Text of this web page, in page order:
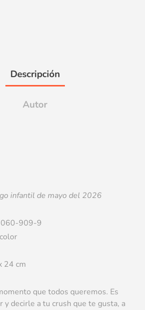
Descripción
Autor
infantil de mayo del 2026
909-9
24 cm
que todos queremos. Es
y decirle a tu crush que te gusta, a